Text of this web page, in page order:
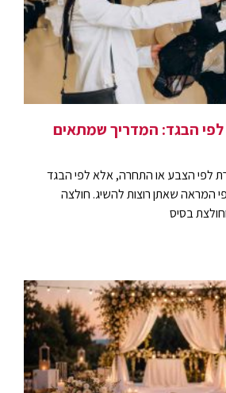
לפי הבגד: המדריך שמתאים
לפי הצבע או התחרה, אלא לפי הבגד
המראה שאתן רוצות להשיג. חולצה
בסיס